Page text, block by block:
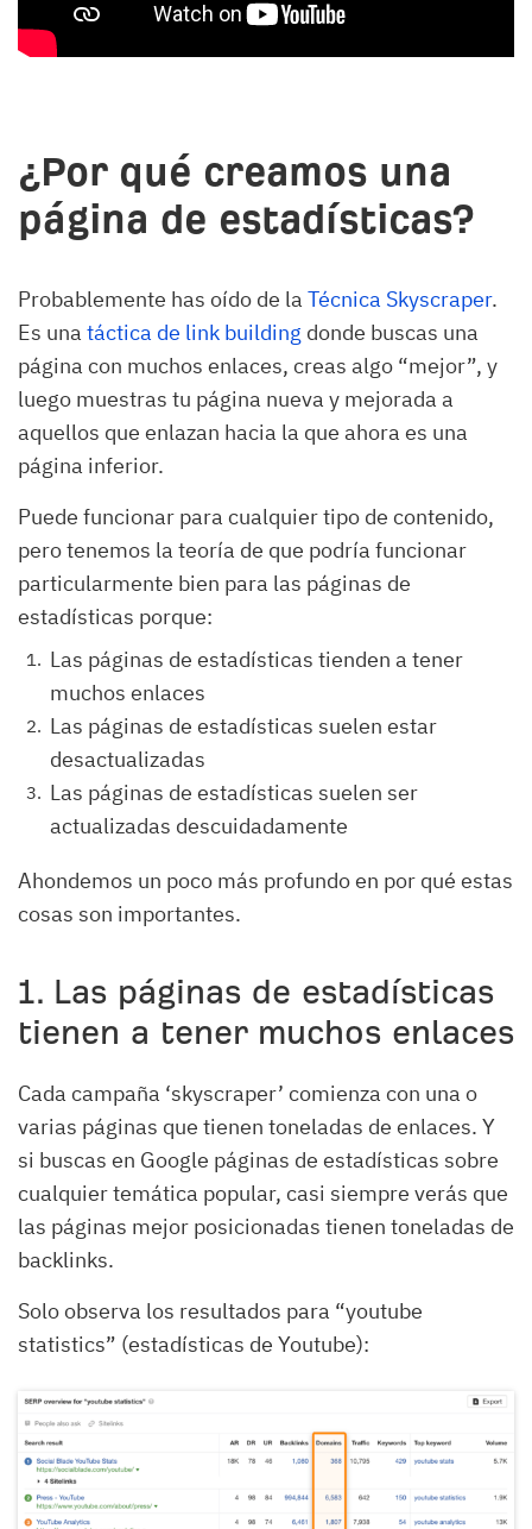
¿Por qué creamos una
página de estadísticas?
Probablemente has oído de la Técnica Skyscraper.
Es una táctica de link building donde buscas una
página con muchos enlaces, creas algo “mejor”, y
luego muestras tu página nueva y mejorada a
aquellos que enlazan hacia la que ahora es una
página inferior.
Puede funcionar para cualquier tipo de contenido,
pero tenemos la teoría de que podría funcionar
particularmente bien para las páginas de
estadísticas porque:
Las páginas de estadísticas tienden a tener
muchos enlaces
Las páginas de estadísticas suelen estar
desactualizadas
Las páginas de estadísticas suelen ser
actualizadas descuidadamente
Ahondemos un poco más profundo en por qué estas
cosas son importantes.
1. Las páginas de estadísticas
tienen a tener muchos enlaces
Cada campaña ‘skyscraper’ comienza con una o
varias páginas que tienen toneladas de enlaces. Y
si buscas en Google páginas de estadísticas sobre
cualquier temática popular, casi siempre verás que
las páginas mejor posicionadas tienen toneladas de
backlinks.
Solo observa los resultados para “youtube
statistics” (estadísticas de Youtube):